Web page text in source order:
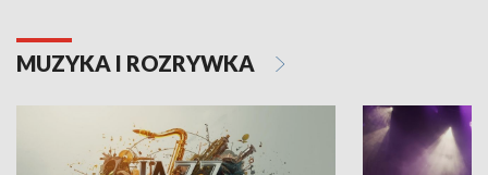
MUZYKA I ROZRYWKA